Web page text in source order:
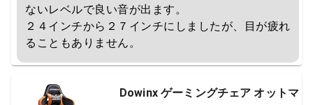
ないレベルで良い音が出ます。
２４インチから２７インチにしましたが、目が疲れ
ることもありません。
Dowinx ゲーミングチェア オットマ